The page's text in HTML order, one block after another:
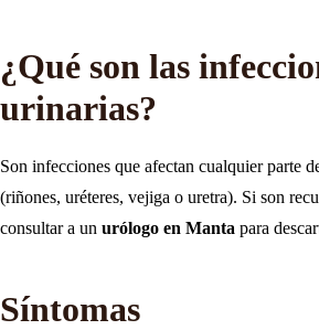
¿Qué son las
urinarias?
Son infecciones que afectan cualquier parte
(riñones, uréteres, vejiga o uretra). Si son
consultar a un urólogo en Manta para
Síntomas